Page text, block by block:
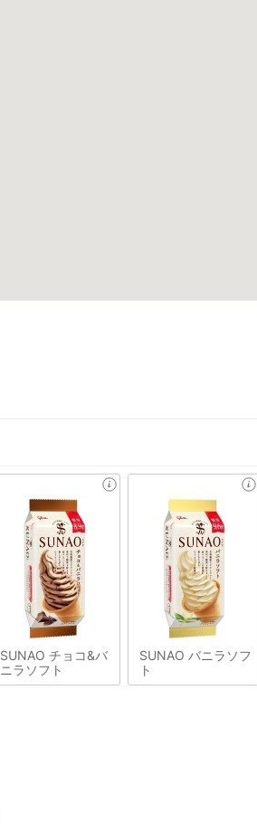
SUNAO チョコ&バ
ニラソフト
SUNAO バニラソフ
ト